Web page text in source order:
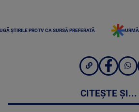
ȘTIRILE PROTV CA SURSĂ PREFERATĂ
CITEȘTE ȘI...